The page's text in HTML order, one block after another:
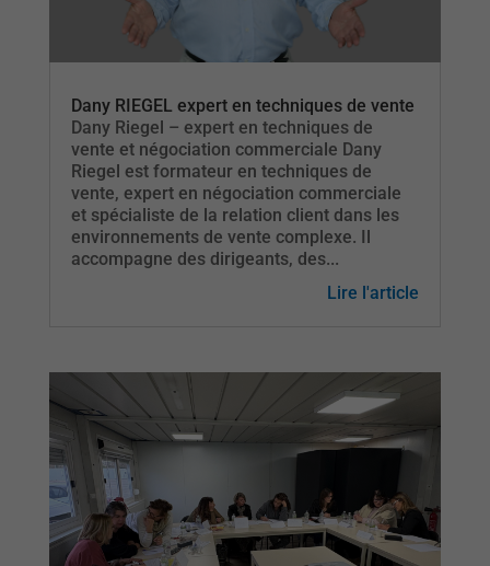
Dany RIEGEL expert en techniques de vente
Dany Riegel – expert en techniques de
vente et négociation commerciale Dany
Riegel est formateur en techniques de
vente, expert en négociation commerciale
et spécialiste de la relation client dans les
environnements de vente complexe. Il
accompagne des dirigeants, des...
Lire l'article